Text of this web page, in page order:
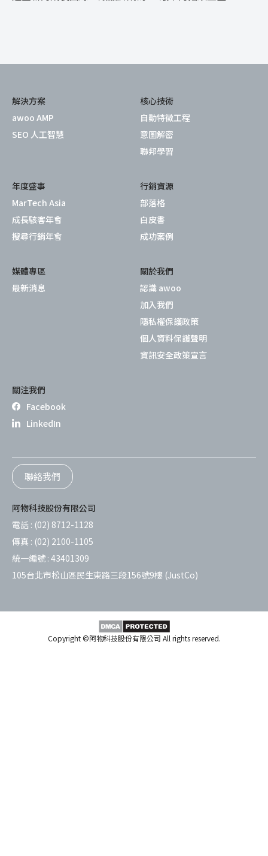
解決方案
awoo AMP
SEO 人工智慧
核心技術
自動特徵工程
意圖解密
聯邦學習
年度盛事
MarTech Asia
成長駭客年會
搜尋行銷年會
行銷資源
部落格
白皮書
成功案例
媒體專區
最新消息
關於我們
認識 awoo
加入我們
隱私權保護政策
個人資料保護聲明
資訊安全政策宣言
關注我們
Facebook
LinkedIn
聯絡我們
阿物科技股份有限公司
電話 : (02) 8712-1128
傳真 : (02) 2100-1105
統一編號 : 43401309
105台北市松山區民生東路三段156號9樓 (JustCo)
Copyright ©阿物科技股份有限公司 All rights reserved.